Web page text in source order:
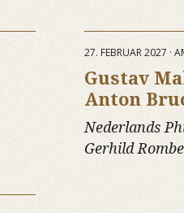
27. FEBRUAR 2027 ·
Gustav
Anton
Nederlands
Gerhild